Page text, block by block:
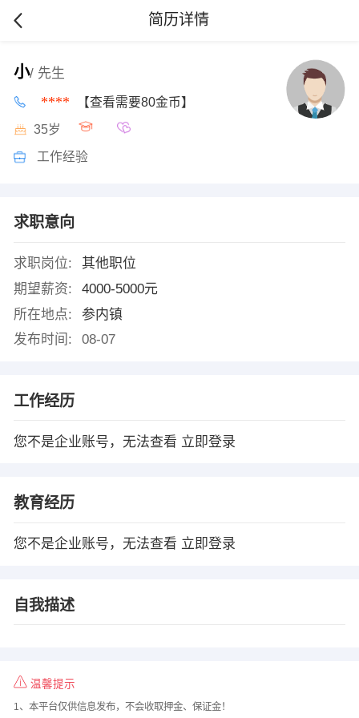
简历详情
小/ 先生
**** 【查看需要80金币】
35岁
工作经验
求职意向
求职岗位:
其他职位
期望薪资:
4000-5000元
所在地点:
参内镇
发布时间:
08-07
工作经历
您不是企业账号，无法查看 立即登录
教育经历
您不是企业账号，无法查看 立即登录
自我描述
温馨提示
1、本平台仅供信息发布，不会收取押金、保证金！